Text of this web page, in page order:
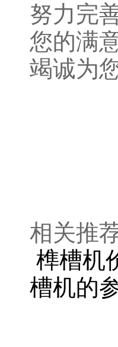
努力完
您的满
竭诚为
相关
榫槽机
槽机的